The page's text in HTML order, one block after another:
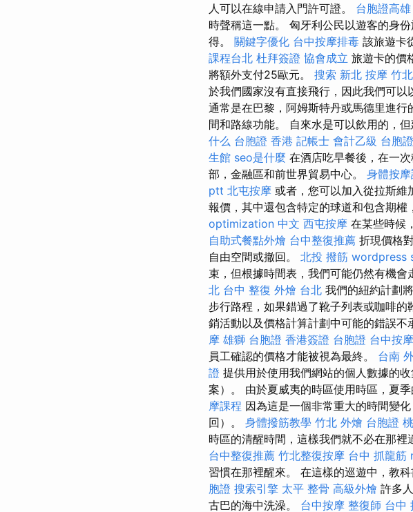
人可以在線申請入門許可證。 台胞證高雄
時聲稱這一點。 匈牙利公民以遊客的身
得。 關鍵字優化 台中按摩排毒 該旅遊卡
課程台北 杜拜簽證 協會成立 旅遊卡的價
將額外支付25歐元。 搜索 新北 按摩 竹
於我們國家沒有直接飛行，因此我們可以
通常是在巴黎，阿姆斯特丹或馬德里進行
間和路線功能。 自來水是可以飲用的，
什么 台胞證 香港 記帳士 會計乙級 台胞
生館 seo是什麼 在酒店吃早餐後，在一
部，金融區和前世界貿易中心。 身體按
ptt 北屯按摩 或者，您可以加入從拉斯維
報價，其中還包含特定的球道和包含期權
optimization 中文 西屯按摩 在某些時候
自助式餐點外燴 台中整復推薦 折現價格
自由空間或撤回。 北投 撥筋 wordpress
束，但根據時間表，我們可能仍然有機會
北 台中 整復 外燴 台北 我們的紐約計劃
步行路程，如果錯過了靴子列表或咖啡
銷活動以及價格計算計劃中可能的錯誤不
摩 雄獅 台胞證 香港簽證 台胞證 台中按
員工確認的價格才能被視為最終。 台南
證 提供用於使用我們網站的個人數據的
案）。 由於夏威夷的時區使用時區，夏
摩課程 因為這是一個非常重大的時間變
回）。 身體撥筋教學 竹北 外燴 台胞證
時區的清醒時間，這樣我們就不必在那裡
台中整復推薦 竹北整復按摩 台中 抓龍筋
習慣在那裡醒來。 在這樣的巡遊中，教
胞證 搜索引擎 太平 整骨 高級外燴 許多
古巴的海中洗澡。 台中按摩 整復師 台中